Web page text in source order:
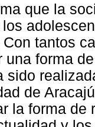
que la
tantos
una forma
sido
de
la forma de